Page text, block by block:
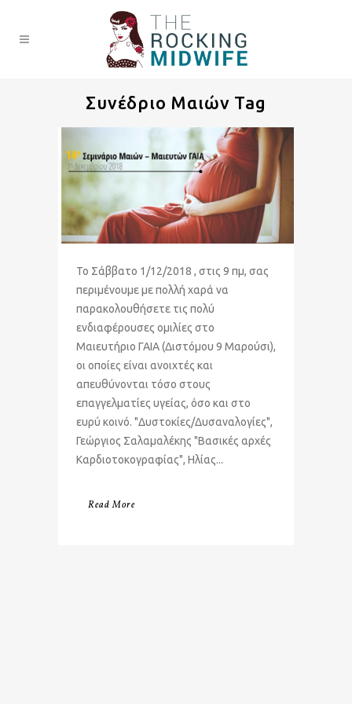
Συνέδριο Μαιών Tag
Το Σάββατο 1/12/2018 , στις 9 πμ, σας
περιμένουμε με πολλή χαρά να
παρακολουθήσετε τις πολύ
ενδιαφέρουσες ομιλίες στο
Μαιευτήριο ΓΑΙΑ (Διστόμου 9 Μαρούσι),
οι οποίες είναι ανοιχτές και
απευθύνονται τόσο στους
επαγγελματίες υγείας, όσο και στο
ευρύ κοινό. "Δυστοκίες/Δυσαναλογίες",
Γεώργιος Σαλαμαλέκης "Βασικές αρχές
Καρδιοτοκογραφίας", Ηλίας...
Read More